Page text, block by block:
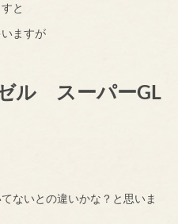
と
ますが
ル スーパーGL
ないとの違いかな？と思いま